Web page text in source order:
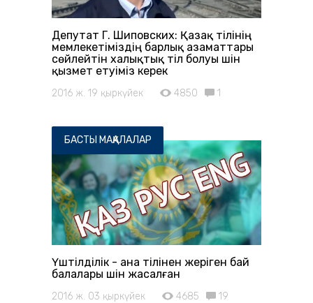
Депутат Г. Шиповских: Қазақ тілінің
мемлекетіміздің барлық азаматтары
сөйлейтін халықтық тіл болуы үшін
қызмет етуіміз керек
2016 ж. 19 қыркүйек 4850 1
БАСТЫ МАҚАЛАЛАР
Үштілділік - ана тілінен жеріген бай
балалары үшін жасалған
2016 ж. 03 қыркүйек 4685 19